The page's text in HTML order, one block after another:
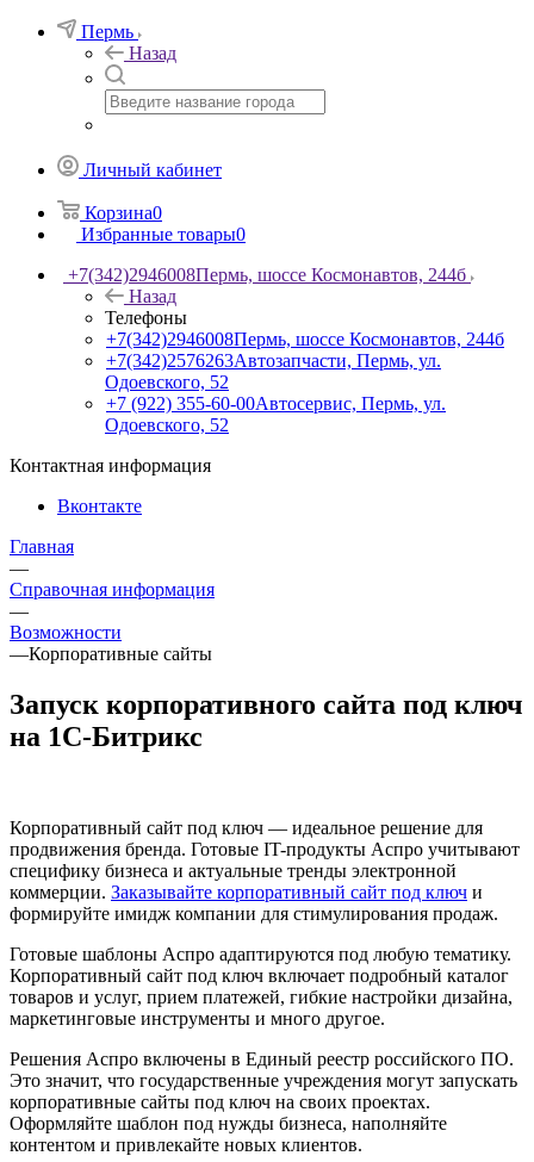
Пермь
Назад
Личный кабинет
Корзина0
Избранные товары0
+7(342)2946008Пермь, шоссе Космонавтов, 244б
Назад
Телефоны
+7(342)2946008Пермь, шоссе Космонавтов, 244б
+7(342)2576263Автозапчасти, Пермь, ул.
Одоевского, 52
+7 (922) 355-60-00Автосервис, Пермь, ул.
Одоевского, 52
Контактная информация
Вконтакте
Главная
—
Справочная информация
—
Возможности
—Корпоративные сайты
Запуск корпоративного сайта под ключ
на 1С-Битрикс
Корпоративный сайт под ключ — идеальное решение для
продвижения бренда. Готовые IT-продукты Аспро учитывают
специфику бизнеса и актуальные тренды электронной
коммерции. Заказывайте корпоративный сайт под ключ и
формируйте имидж компании для стимулирования продаж.
Готовые шаблоны Аспро адаптируются под любую тематику.
Корпоративный сайт под ключ включает подробный каталог
товаров и услуг, прием платежей, гибкие настройки дизайна,
маркетинговые инструменты и много другое.
Решения Аспро включены в Единый реестр российского ПО.
Это значит, что государственные учреждения могут запускать
корпоративные сайты под ключ на своих проектах.
Оформляйте шаблон под нужды бизнеса, наполняйте
контентом и привлекайте новых клиентов.